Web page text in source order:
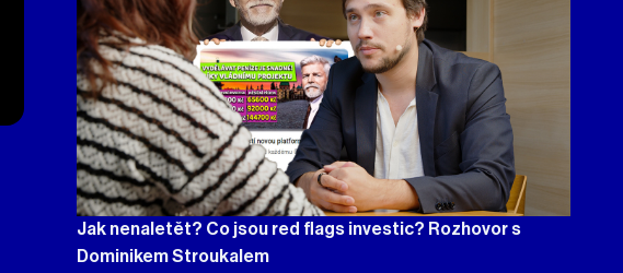
Jak nenaletět? Co jsou red flags investic? Rozhovor s
Dominikem Stroukalem